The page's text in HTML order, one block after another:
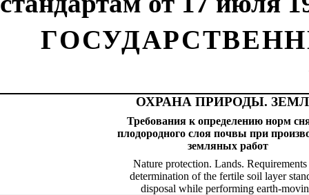
ОХРАНА ПРИРОДЫ.
Требования к определению норм
плодородного слоя почвы при
земляных работ
Nature protection. Lands.
determination of the fertile soil layer
disposal while performing earth-